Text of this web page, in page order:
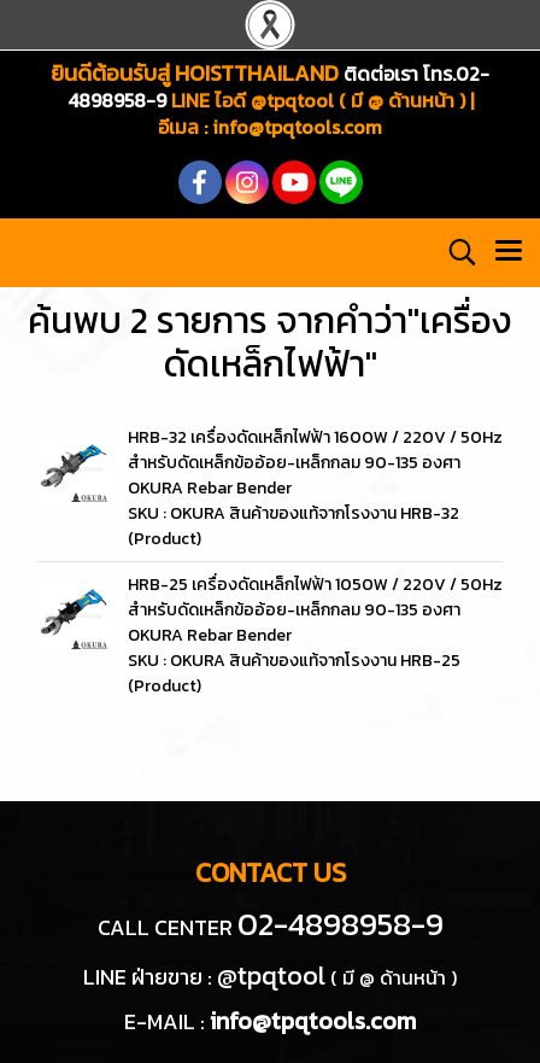
ยินดีต้อนรับสู่ HOISTTHAILAND ติดต่อเรา โทร.02-
4898958-9LINE ไอดี @tpqtool ( มี @ ด้านหน้า ) |
อีเมล :info@tpqtools.com
ค้นพบ 2 รายการ จากคำว่า"เครื่อง
ดัดเหล็กไฟฟ้า"
HRB-32 เครื่องดัดเหล็กไฟฟ้า 1600W / 220V / 50Hz
สำหรับดัดเหล็กข้ออ้อย-เหล็กกลม 90-135 องศา
OKURA Rebar Bender
SKU : OKURA สินค้าของแท้จากโรงงาน HRB-32
(Product)
HRB-25 เครื่องดัดเหล็กไฟฟ้า 1050W / 220V / 50Hz
สำหรับดัดเหล็กข้ออ้อย-เหล็กกลม 90-135 องศา
OKURA Rebar Bender
SKU : OKURA สินค้าของแท้จากโรงงาน HRB-25
(Product)
CONTACT US
CALL CENTER 02-4898958-9
LINE ฝ่ายขาย : @tpqtool ( มี @ ด้านหน้า )
E-MAIL :info@tpqtools.com